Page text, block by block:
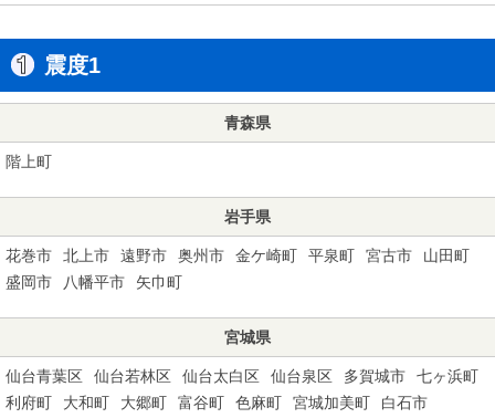
震度1
青森県
階上町
岩手県
花巻市 北上市 遠野市 奥州市 金ケ崎町 平泉町 宮古市
山田町
盛岡市
八幡平市 矢巾町
宮城県
仙台青葉区 仙台若林区 仙台太白区 仙台泉区 多賀城市
七ヶ浜町
利府町
大和町 大郷町 富谷町 色麻町 宮城加美町
白石市